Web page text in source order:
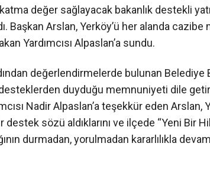
değer sağlayacak bakanlık destekli
Başkan Arslan, Yerköy’ü her alanda
Yardımcısı Alpaslan’a sundu.
değerlendirmelerde bulunan Belediye
duyduğu memnuniyeti dile
Nadir Alpaslan’a teşekkür eden
destek sözü aldıklarını ve ilçede “Yeni Bir
durmadan, yorulmadan kararlılıkla